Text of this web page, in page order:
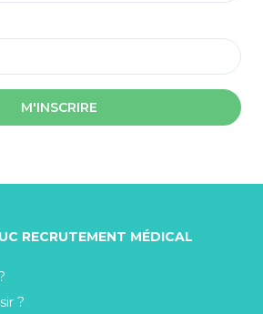
M'INSCRIRE
RECRUTEMENT MÉDICAL
?